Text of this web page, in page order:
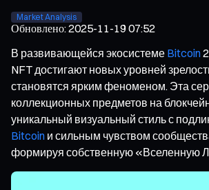
Market Analysis
Обновлено:2025-11-19 07:52
В развивающейся экосистеме Bitcoin
NFT достигают новых уровней
становятся ярким феноменом. Эта
коллекционных предметов на
уникальный визуальный стиль с
Bitcoin и сильным чувством
формируя собственную «Вселенную